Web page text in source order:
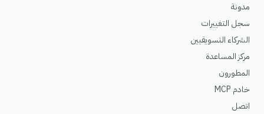
مدونة
سجل التغييرات
الشركاء التسويقيين
مركز المساعدة
المطورون
خادم MCP
اتصل